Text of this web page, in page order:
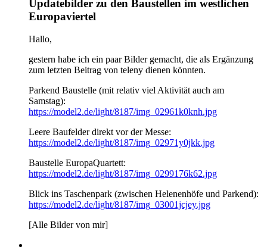
Updatebilder zu den Baustellen im westlichen
Europaviertel
Hallo,
gestern habe ich ein paar Bilder gemacht, die als Ergänzung
zum letzten Beitrag von teleny dienen könnten.
Parkend Baustelle (mit relativ viel Aktivität auch am
Samstag):
https://model2.de/light/8187/img_02961k0knh.jpg
Leere Baufelder direkt vor der Messe:
https://model2.de/light/8187/img_02971y0jkk.jpg
Baustelle EuropaQuartett:
https://model2.de/light/8187/img_0299176k62.jpg
Blick ins Taschenpark (zwischen Helenenhöfe und Parkend):
https://model2.de/light/8187/img_03001jcjey.jpg
[Alle Bilder von mir]